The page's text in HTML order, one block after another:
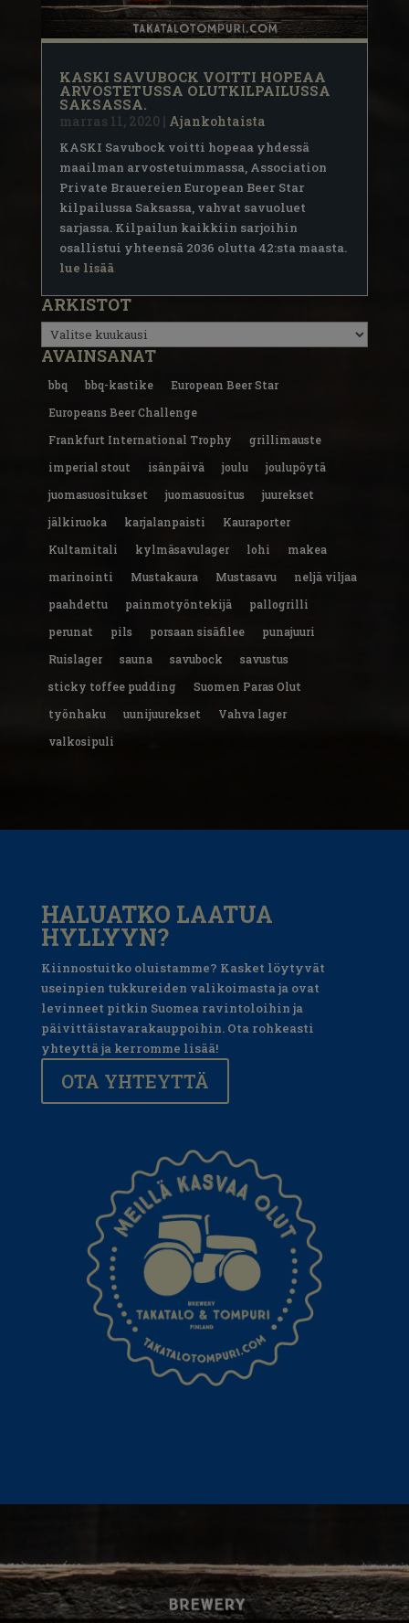
KASKI SAVUBOCK VOITTI HOPEAA
ARVOSTETUSSA OLUTKILPAILUSSA
SAKSASSA.
marras 11, 2020 | Ajankohtaista
KASKI Savubock voitti hopeaa yhdessä
maailman arvostetuimmassa, Association
Private Brauereien European Beer Star
kilpailussa Saksassa, vahvat savuoluet
sarjassa. Kilpailun kaikkiin sarjoihin
osallistui yhteensä 2036 olutta 42:sta maasta.
lue lisää
ARKISTOT
Arkistot
AVAINSANAT
bbq bbq-kastike
European Beer Star
Europeans Beer Challenge
Frankfurt International Trophy
grillimauste
imperial stout
isänpäivä joulu
joulupöytä
juomasuositukset
juomasuositus
juurekset
jälkiruoka
karjalanpaisti
Kauraporter
Kultamitali
kylmäsavulager lohi
makea
marinointi
Mustakaura Mustasavu
neljä viljaa
paahdettu
painmotyöntekijä
pallogrilli
perunat
pils porsaan sisäfilee
punajuuri
Ruislager
sauna savubock
savustus
sticky toffee pudding
Suomen Paras Olut
työnhaku
uunijuurekset
Vahva lager
valkosipuli
HALUATKO LAATUA
HYLLYYN?
Kiinnostuitko oluistamme? Kasket löytyvät
useinpien tukkureiden valikoimasta ja ovat
levinneet pitkin Suomea ravintoloihin ja
päivittäistavarakauppoihin. Ota rohkeasti
yhteyttä ja kerromme lisää!
OTA YHTEYTTÄ